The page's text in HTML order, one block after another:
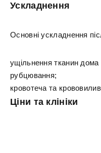
Ускладнення
Основні ускладнення
ущільнення тканин дома
рубцювання;
кровотеча та
Ціни та клініки